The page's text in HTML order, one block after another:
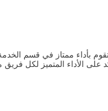
في عام 2023،ونشيد الأفراد والفرق التي تقوم بأداء ممتاز في قسم
على الأداء المتميز لكل